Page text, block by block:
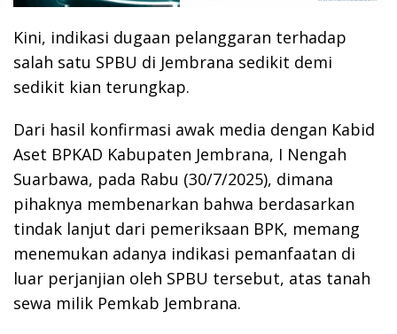
Kini, indikasi dugaan pelanggaran terhadap
salah satu SPBU di Jembrana sedikit demi
sedikit kian terungkap.
Dari hasil konfirmasi awak media dengan Kabid
Aset BPKAD Kabupaten Jembrana, I Nengah
Suarbawa, pada Rabu (30/7/2025), dimana
pihaknya membenarkan bahwa berdasarkan
tindak lanjut dari pemeriksaan BPK, memang
menemukan adanya indikasi pemanfaatan di
luar perjanjian oleh SPBU tersebut, atas tanah
sewa milik Pemkab Jembrana.